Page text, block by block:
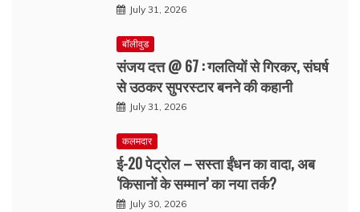
July 31, 2026
बॉलीवुड
संजय दत्त @ 67 : गलतियों से गिरकर, संघर्ष
से उठकर सुपरस्टार बनने की कहानी
July 31, 2026
कलमदार
ई-20 पेट्रोल – सस्ता ईंधन का वादा, अब
‘किसानों के सम्मान’ का नया तर्क?
July 30, 2026